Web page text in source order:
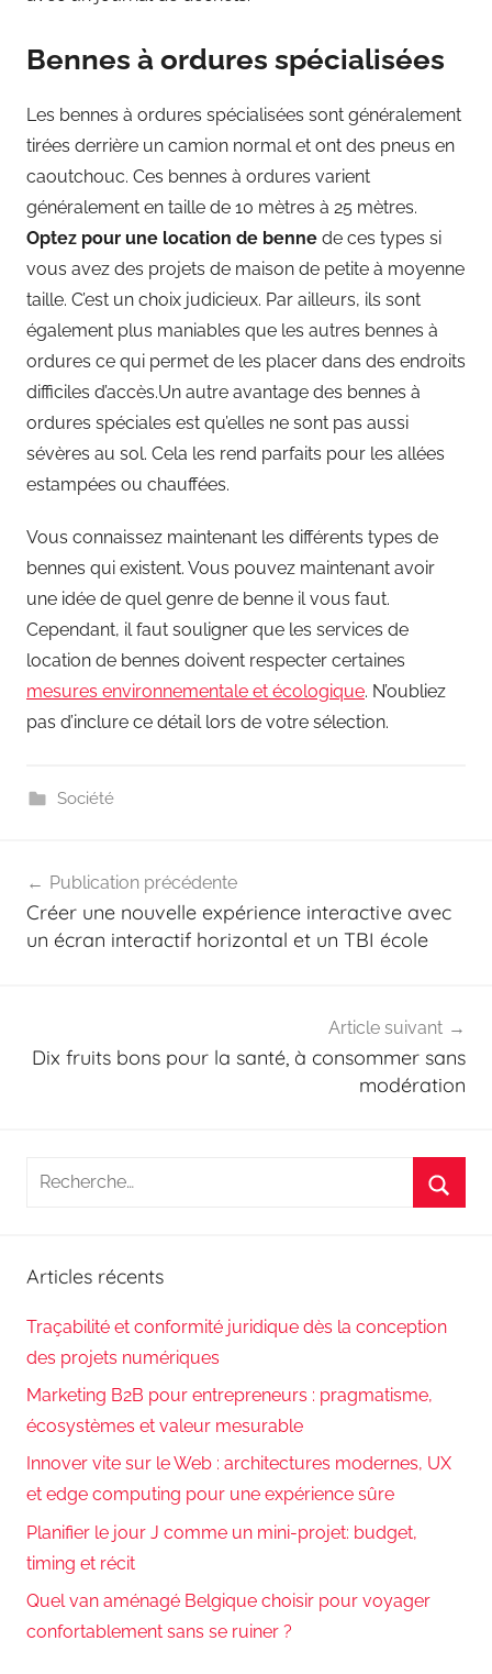
Bennes à ordures spécialisées
Les bennes à ordures spécialisées sont généralement
tirées derrière un camion normal et ont des pneus en
caoutchouc. Ces bennes à ordures varient
généralement en taille de 10 mètres à 25 mètres.
Optez pour une location de benne de ces types si
vous avez des projets de maison de petite à moyenne
taille. C’est un choix judicieux. Par ailleurs, ils sont
également plus maniables que les autres bennes à
ordures ce qui permet de les placer dans des endroits
difficiles d’accès.Un autre avantage des bennes à
ordures spéciales est qu’elles ne sont pas aussi
sévères au sol. Cela les rend parfaits pour les allées
estampées ou chauffées.
Vous connaissez maintenant les différents types de
bennes qui existent. Vous pouvez maintenant avoir
une idée de quel genre de benne il vous faut.
Cependant, il faut souligner que les services de
location de bennes doivent respecter certaines
mesures environnementale et écologique. N’oubliez
pas d’inclure ce détail lors de votre sélection.
Société
de
l’article
Publication précédente
Créer une nouvelle expérience interactive avec
un écran interactif horizontal et un TBI école
Article suivant
Dix fruits bons pour la santé, à consommer sans
modération
Recherche
Articles récents
Traçabilité et conformité juridique dès la conception
des projets numériques
Marketing B2B pour entrepreneurs : pragmatisme,
écosystèmes et valeur mesurable
Innover vite sur le Web : architectures modernes, UX
et edge computing pour une expérience sûre
Planifier le jour J comme un mini-projet: budget,
timing et récit
Quel van aménagé Belgique choisir pour voyager
confortablement sans se ruiner ?